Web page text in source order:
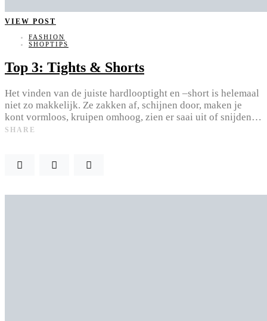
VIEW POST
FASHION
SHOPTIPS
Top 3: Tights & Shorts
Het vinden van de juiste hardlooptight en –short is helemaal
niet zo makkelijk. Ze zakken af, schijnen door, maken je
kont vormloos, kruipen omhoog, zien er saai uit of snijden…
SHARE